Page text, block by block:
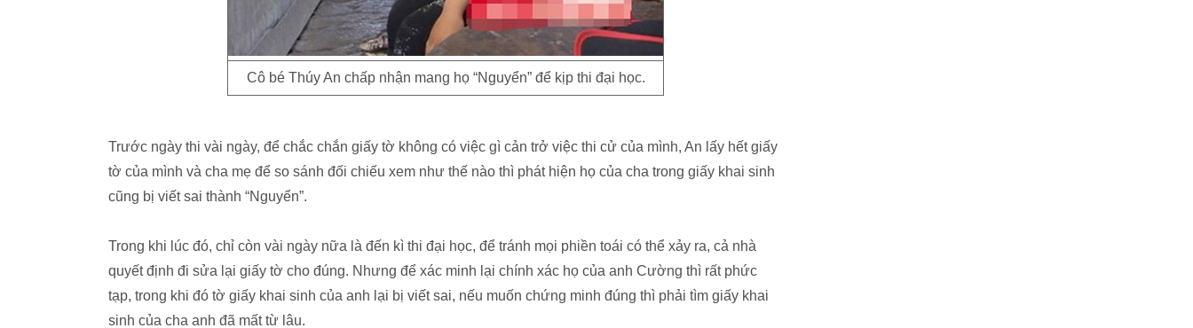
Cô bé Thúy An chấp nhận mang họ “Nguyển” để kịp thi đại học.
Trước ngày thi vài ngày, để chắc chắn giấy tờ không có việc gì cản trở việc thi cử của mình, An lấy hết giấy
tờ của mình và cha mẹ để so sánh đối chiếu xem như thế nào thì phát hiện họ của cha trong giấy khai sinh
cũng bị viết sai thành “Nguyển”.
Trong khi lúc đó, chỉ còn vài ngày nữa là đến kì thi đại học, để tránh mọi phiền toái có thể xảy ra, cả nhà
quyết định đi sửa lại giấy tờ cho đúng. Nhưng để xác minh lại chính xác họ của anh Cường thì rất phức
tạp, trong khi đó tờ giấy khai sinh của anh lại bị viết sai, nếu muốn chứng minh đúng thì phải tìm giấy khai
sinh của cha anh đã mất từ lâu.